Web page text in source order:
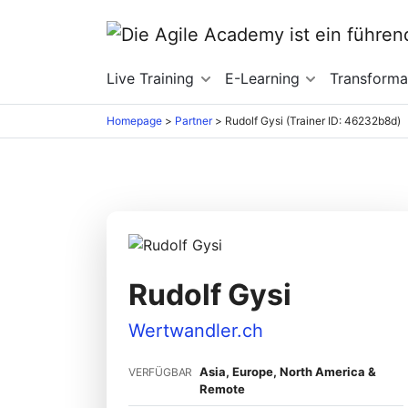
Live Training E-Learning
Homepage > Partner> Rudolf Gysi (Trainer ID: 46232b8d)
Rudolf Gysi
Wertwandler.ch
VERFÜGBAR
Asia, Europe, North America &
Remote